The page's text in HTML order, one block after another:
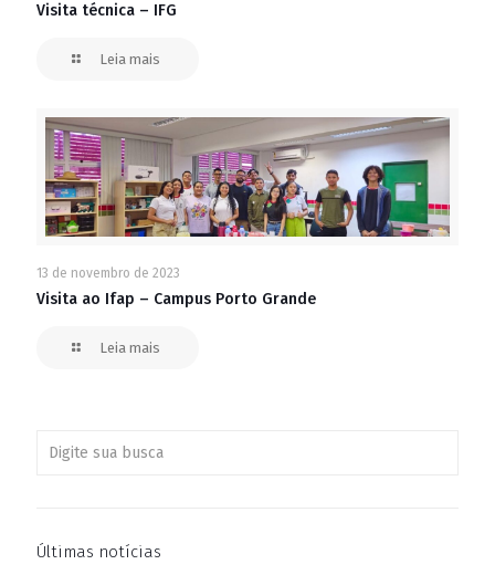
Visita técnica – IFG
Leia mais
13 de novembro de 2023
Visita ao Ifap – Campus Porto Grande
Leia mais
Últimas notícias